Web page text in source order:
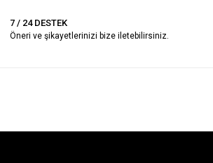
7 / 24 DESTEK
Öneri ve şikayetlerinizi bize iletebilirsiniz.